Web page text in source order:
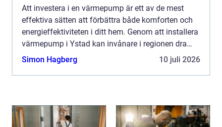
Att investera i en värmepump är ett av de mest
effektiva sätten att förbättra både komforten och
energieffektiviteten i ditt hem. Genom att installera
värmepump i Ystad kan invånare i regionen dra
nytta av de...
Simon Hagberg 10 juli 2026